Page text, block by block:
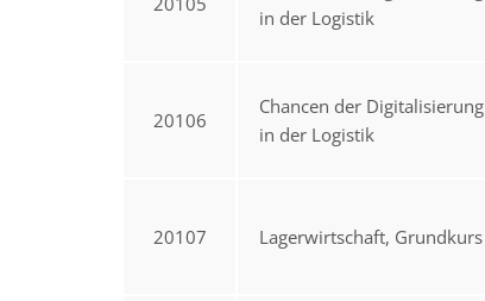
in der Logistik
20106
Chancen der Digitalisierung
in der Logistik
20107 Lagerwirtschaft, Grundkurs